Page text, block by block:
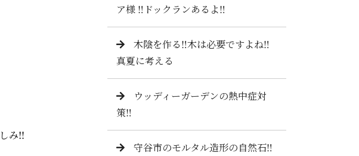
み‼️
ア様 ‼️ドックランあるよ‼️
木陰を作る‼️木は必要ですよね‼️
真夏に考える
ウッディーガーデンの熱中症対
策‼️
守谷市のモルタル造形の自然石‼️